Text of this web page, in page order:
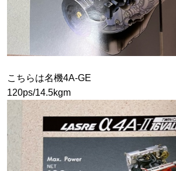
こちらは名機4A-GE
120ps/14.5kgm